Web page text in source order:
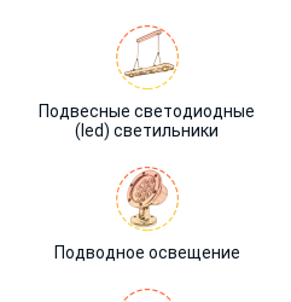
Подвесные светодиодные
(led) светильники
Подводное освещение